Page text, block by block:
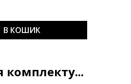
В КОШИК
комплекту...